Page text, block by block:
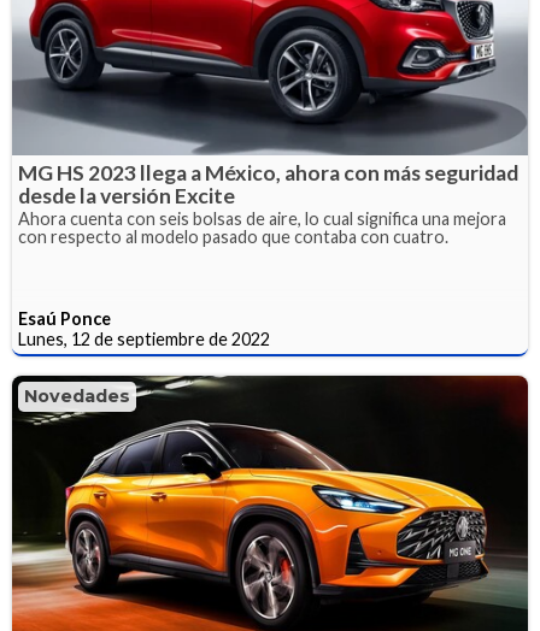
MG HS 2023 llega a México, ahora con más seguridad
desde la versión Excite
Ahora cuenta con seis bolsas de aire, lo cual significa una mejora
con respecto al modelo pasado que contaba con cuatro.
Esaú Ponce
Lunes, 12 de septiembre de 2022
Novedades